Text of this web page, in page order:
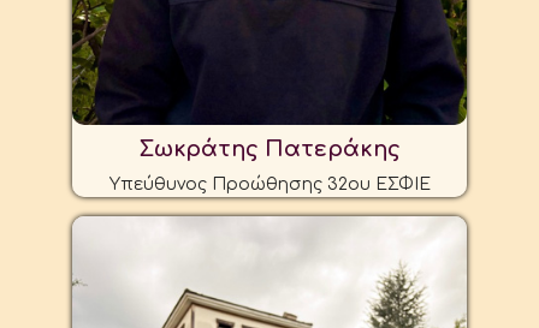
Σωκράτης Πατεράκης
Υπεύθυνος Προώθησης 32ου ΕΣΦΙΕ